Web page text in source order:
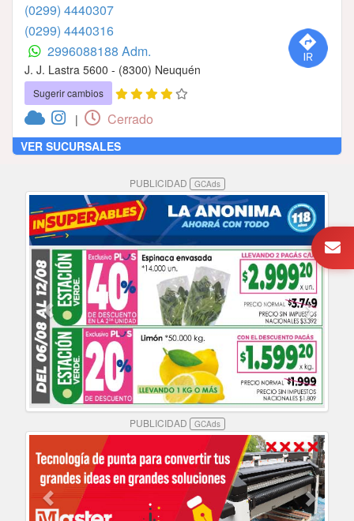
(0299) 4440307
(0299) 4440316
2996088188 Adm.
J. J. Lastra 5600 - (8300) Neuquén
Sugerir cambios
| Cerrado
VER SUCURSALES
PUBLICIDAD GCAds
PUBLICIDAD GCAds